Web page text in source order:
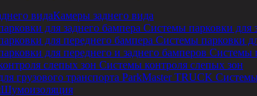
Камеры заднего вида
Системы парковки для
Системы парковки
Системы
Системы контроля слепых зон
Шумоизоляция